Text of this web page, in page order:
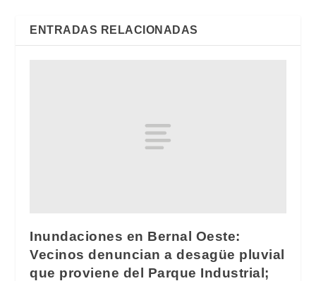
ENTRADAS RELACIONADAS
Inundaciones en Bernal Oeste:
Vecinos denuncian a desagüe pluvial
que proviene del Parque Industrial;